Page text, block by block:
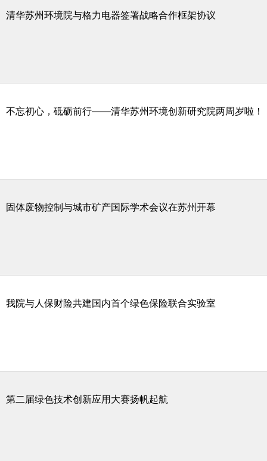
清华苏州环境院与格力电器签署战略合作框架协议
不忘初心，砥砺前行——清华苏州环境创新研究院两周岁啦！
固体废物控制与城市矿产国际学术会议在苏州开幕
我院与人保财险共建国内首个绿色保险联合实验室
第二届绿色技术创新应用大赛扬帆起航